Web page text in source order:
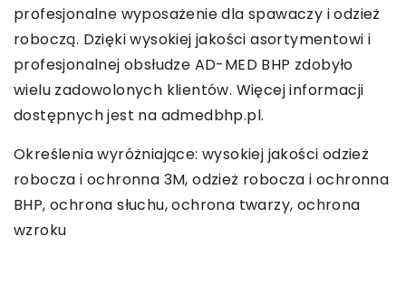
profesjonalne wyposażenie dla spawaczy i odzież
roboczą. Dzięki wysokiej jakości asortymentowi i
profesjonalnej obsłudze AD-MED BHP zdobyło
wielu zadowolonych klientów. Więcej informacji
dostępnych jest na admedbhp.pl.
Określenia wyróżniające: wysokiej jakości odzież
robocza i ochronna 3M, odzież robocza i ochronna
BHP, ochrona słuchu, ochrona twarzy, ochrona
wzroku